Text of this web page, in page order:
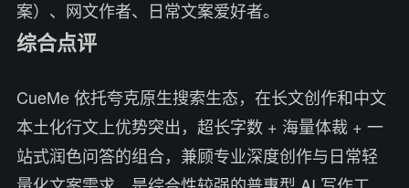
案）、网文作者、日常文案爱好者。
综合点评
CueMe 依托夸克原生搜索生态，在长文创作和中文
本土化行文上优势突出，超长字数 + 海量体裁 + 一
站式润色问答的组合，兼顾专业深度创作与日常轻